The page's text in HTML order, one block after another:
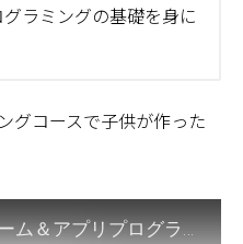
ラミングの基礎を身に
グコースで子供が作った
弾幕シューティング｜ゲーム＆アプリプログラミングコース作品